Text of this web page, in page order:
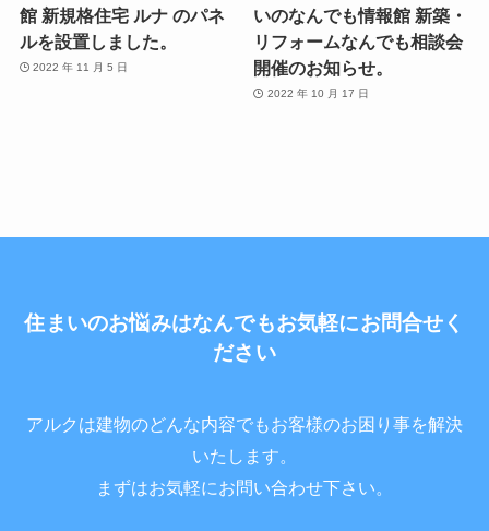
館 新規格住宅 ルナ のパネ
ルを設置しました。
2022 年 11 月 5 日
いのなんでも情報館 新築・
リフォームなんでも相談会
開催のお知らせ。
2022 年 10 月 17 日
住まいのお悩みはなんでもお気軽にお問合せく
ださい
アルクは建物のどんな内容でもお客様のお困り事を解決
いたします。
まずはお気軽にお問い合わせ下さい。